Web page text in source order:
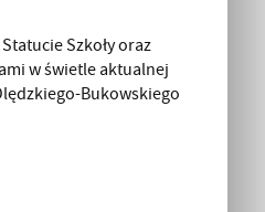
Szkoły oraz
w świetle aktualnej
Bukowskiego